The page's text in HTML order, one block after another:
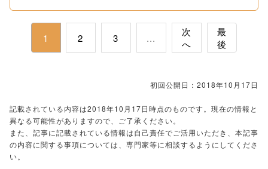
1 2 3 ...
次
へ
最
後
初回公開日：2018年10月17日
記載されている内容は2018年10月17日時点のものです。現在の情報と
異なる可能性がありますので、ご了承ください。
また、記事に記載されている情報は自己責任でご活用いただき、本記事
の内容に関する事項については、専門家等に相談するようにしてくださ
い。